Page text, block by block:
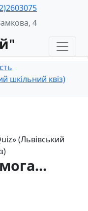
4
шкільний квіз)
(Львівський